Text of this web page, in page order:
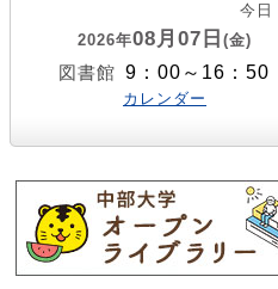
今日
2026年08月07日 (金)
図書館 9：00～16：50
カレンダー